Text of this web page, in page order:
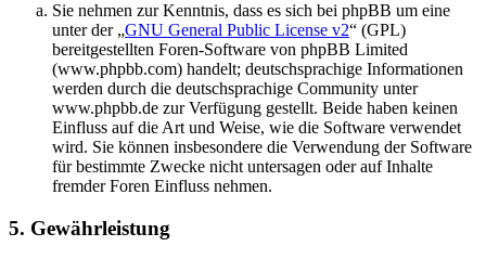
Sie nehmen zur Kenntnis, dass es sich bei phpBB um eine
unter der „GNU General Public License v2“ (GPL)
bereitgestellten Foren-Software von phpBB Limited
(www.phpbb.com) handelt; deutschsprachige Informationen
werden durch die deutschsprachige Community unter
www.phpbb.de zur Verfügung gestellt. Beide haben keinen
Einfluss auf die Art und Weise, wie die Software verwendet
wird. Sie können insbesondere die Verwendung der Software
für bestimmte Zwecke nicht untersagen oder auf Inhalte
fremder Foren Einfluss nehmen.
5. Gewährleistung